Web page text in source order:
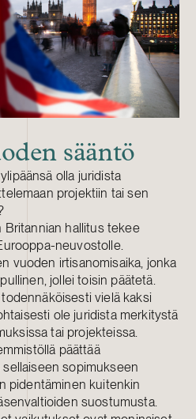
sääntö
olla juridista
projektiin tai sen
Britannian hallitus tekee
neuvostolle.
vuoden irtisanomisaika, jonka
jollei toisin päätetä.
vielä kaksi
ole juridista merkitystä
tai projekteissa.
päättää
sopimukseen
pidentäminen kuitenkin
suostumusta.